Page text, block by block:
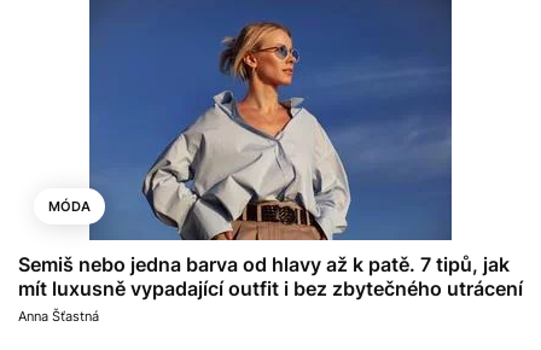
MÓDA
Semiš nebo jedna barva od hlavy až k patě. 7 tipů, jak
mít luxusně vypadající outfit i bez zbytečného utrácení
Anna Šťastná